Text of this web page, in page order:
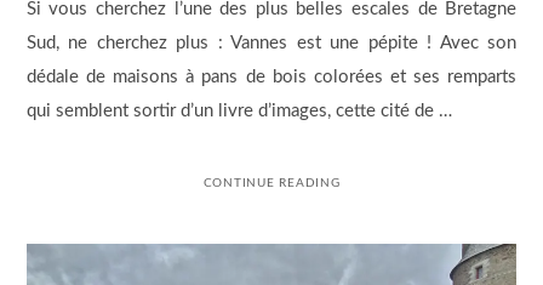
Si vous cherchez l’une des plus belles escales de Bretagne
Sud, ne cherchez plus : Vannes est une pépite ! Avec son
dédale de maisons à pans de bois colorées et ses remparts
qui semblent sortir d’un livre d’images, cette cité de …
CONTINUE READING